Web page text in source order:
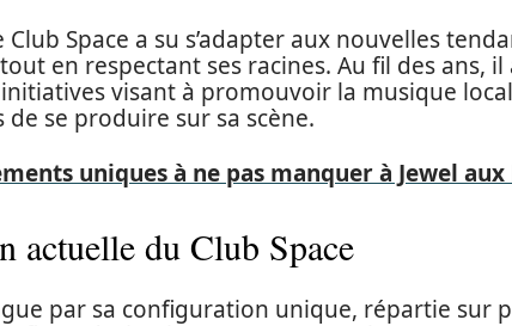
Space a su s’adapter aux nouvelles
en respectant ses racines. Au fil des ans,
visant à promouvoir la musique
se produire sur sa scène.
uniques à ne pas manquer à Jewel aux
actuelle du Club Space
par sa configuration unique, répartie sur